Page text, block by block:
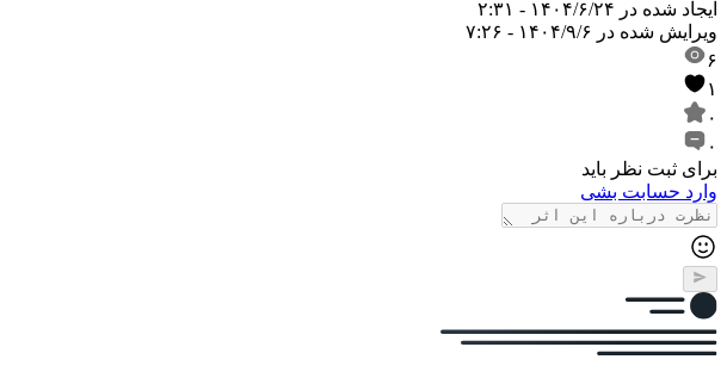
ایجاد شده در ۱۴۰۴/۶/۲۴ - ۲:۳۱
ویرایش شده در ۱۴۰۴/۹/۶ - ۷:۲۶
۶
۱
۰
۰
برای ثبت نظر باید
وارد حسابت بشی